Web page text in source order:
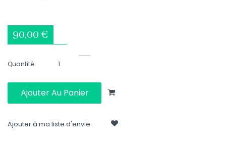
90,00 €
Quantité
Ajouter Au Panier
Ajouter à ma liste d'envie